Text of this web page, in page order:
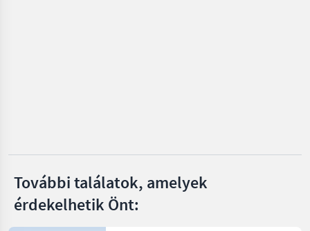
Tebbe
Mind a 37
További találatok, amelyek
érdekelhetik Önt: